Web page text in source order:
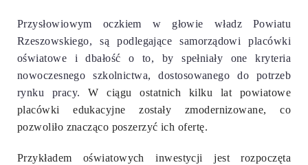
Przysłowiowym oczkiem w głowie władz Powiatu
Rzeszowskiego, są podlegające samorządowi placówki
oświatowe i dbałość o to, by spełniały one kryteria
nowoczesnego szkolnictwa, dostosowanego do potrzeb
rynku pracy.W ciągu ostatnich kilku lat powiatowe
placówki edukacyjne zostały zmodernizowane, co
pozwoliło znacząco poszerzyć ich ofertę.
Przykładem oświatowych inwestycji jest rozpoczęta